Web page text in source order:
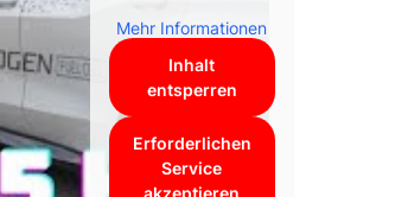
Mehr Informationen
Inhalt
entsperren
Erforderlichen
Service
akzeptieren